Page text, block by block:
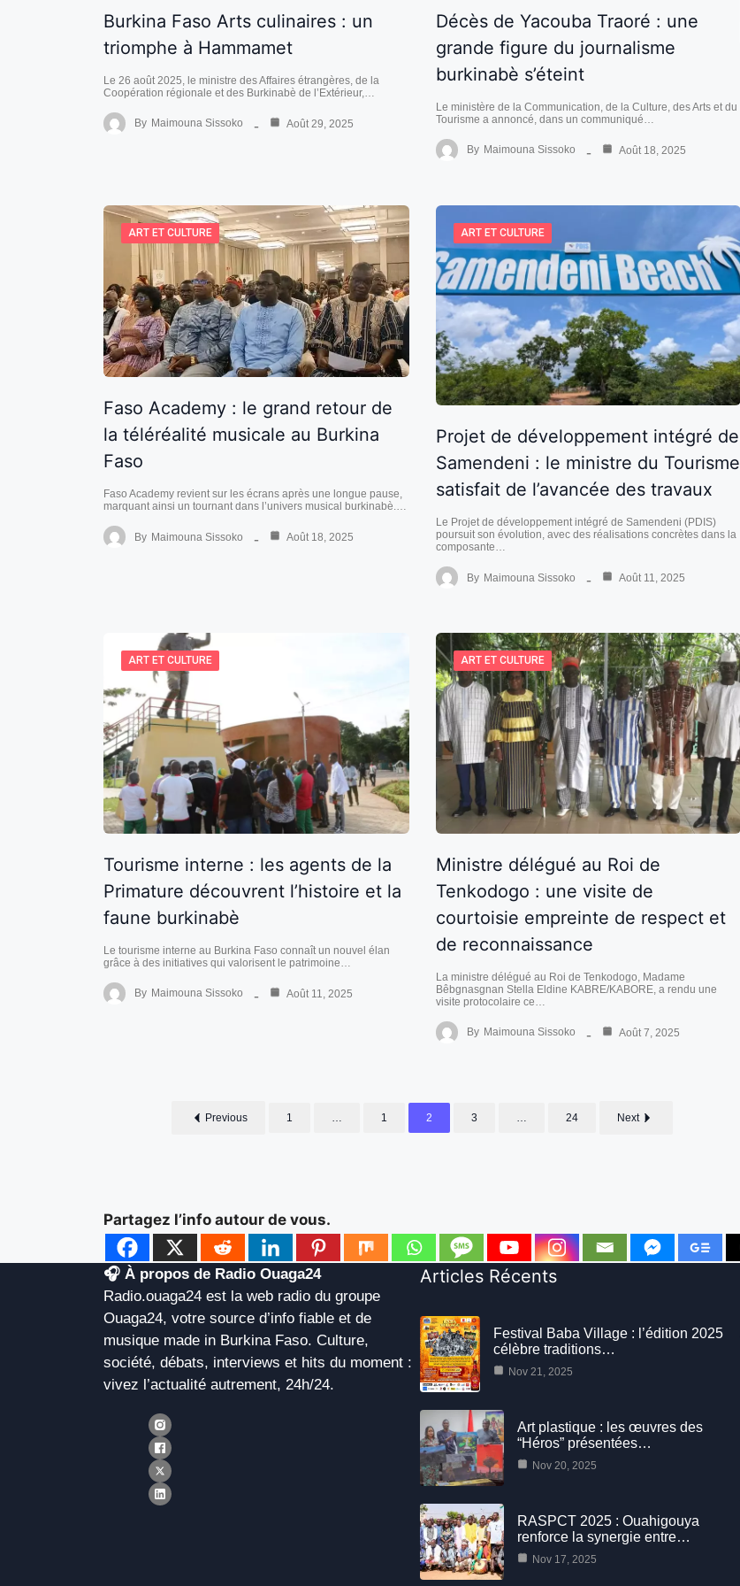
Burkina Faso Arts culinaires : un
triomphe à Hammamet
Le 26 août 2025, le ministre des Affaires étrangères, de la
Coopération régionale et des Burkinabè de l’Extérieur,…
By Maimouna Sissoko Août 29, 2025
Décès de Yacouba Traoré : une
grande figure du journalisme
burkinabè s’éteint
Le ministère de la Communication, de la Culture, des Arts et du
Tourisme a annoncé, dans un communiqué…
By Maimouna Sissoko Août 18, 2025
ART ET CULTURE
Faso Academy : le grand retour de
la téléréalité musicale au Burkina
Faso
Faso Academy revient sur les écrans après une longue pause,
marquant ainsi un tournant dans l’univers musical burkinabè.…
By Maimouna Sissoko Août 18, 2025
ART ET CULTURE
Projet de développement intégré de
Samendeni : le ministre du Tourisme
satisfait de l’avancée des travaux
Le Projet de développement intégré de Samendeni (PDIS)
poursuit son évolution, avec des réalisations concrètes dans la
composante…
By Maimouna Sissoko Août 11, 2025
ART ET CULTURE
Tourisme interne : les agents de la
Primature découvrent l’histoire et la
faune burkinabè
Le tourisme interne au Burkina Faso connaît un nouvel élan
grâce à des initiatives qui valorisent le patrimoine…
By Maimouna Sissoko Août 11, 2025
ART ET CULTURE
Ministre délégué au Roi de
Tenkodogo : une visite de
courtoisie empreinte de respect et
de reconnaissance
La ministre délégué au Roi de Tenkodogo, Madame
Bêbgnasgnan Stella Eldine KABRE/KABORE, a rendu une
visite protocolaire ce…
By Maimouna Sissoko Août 7, 2025
Previous 1 1 2 3 24 Next
Partagez l’info autour de vous.
🎧 À propos de Radio Ouaga24
Radio.ouaga24 est la web radio du groupe
Ouaga24, votre source d’info fiable et de
musique made in Burkina Faso. Culture,
société, débats, interviews et hits du moment :
vivez l’actualité autrement, 24h/24.
Articles Récents
Festival Baba Village : l’édition 2025
célèbre traditions…
Nov 21, 2025
Art plastique : les œuvres des
“Héros” présentées…
Nov 20, 2025
RASPCT 2025 : Ouahigouya
renforce la synergie entre…
Nov 17, 2025